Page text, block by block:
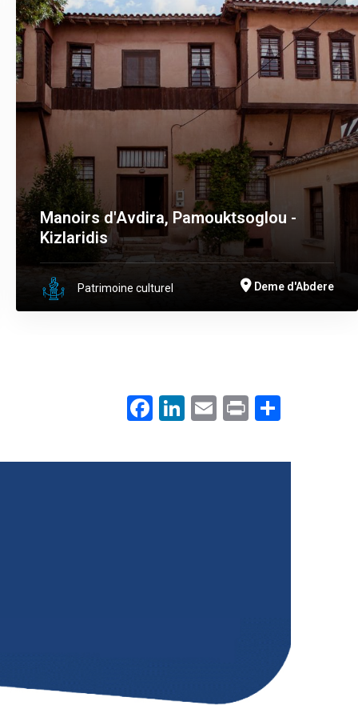
Manoirs d'Avdira, Pamouktsoglou -
Kizlaridis
Patrimoine culturel Deme d'Abdere
Facebook
LinkedIn
Email
Print